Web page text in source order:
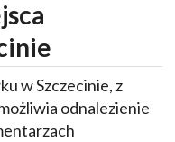
w Szczecinie, z
odnalezienie